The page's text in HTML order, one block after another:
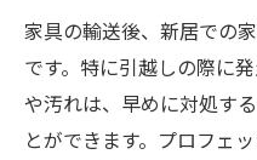
家具の輸送後、新居での
です。特に引越しの際に
や汚れは、早めに対処す
とができます。プロフェ